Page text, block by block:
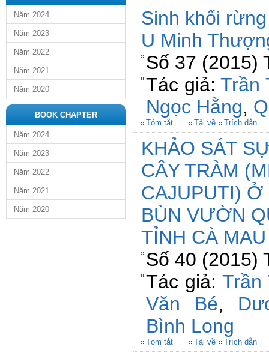
Năm 2024
Năm 2023
Năm 2022
Năm 2021
Năm 2020
BOOK CHAPTER
Năm 2024
Năm 2023
Năm 2022
Năm 2021
Năm 2020
Sinh khối
U Minh
Số 37 (2015)
Tác giả:Trần
Ngọc Hằng,
Tóm tắt Tải về Trích dẫn
KHẢO SÁT
CÂY TRÀM
CAJUPUTI)
BÙN VƯỜN
TỈNH CÀ MAU
Số 40 (2015)
Tác giả: Trần
Văn Bé,
Bình Long
Tóm tắt Tải về Trích dẫn